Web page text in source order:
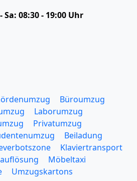
Sa: 08:30 - 19:00 Uhr
Büroumzug
Laborumzug
Privatumzug
Beiladung
Klaviertransport
Möbeltaxi
Umzugskartons